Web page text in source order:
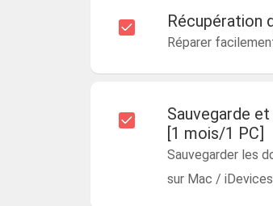
Récupération
Réparer
Sauvegarde
[1 mois/1 PC]
Sauvegarder les
sur Mac /